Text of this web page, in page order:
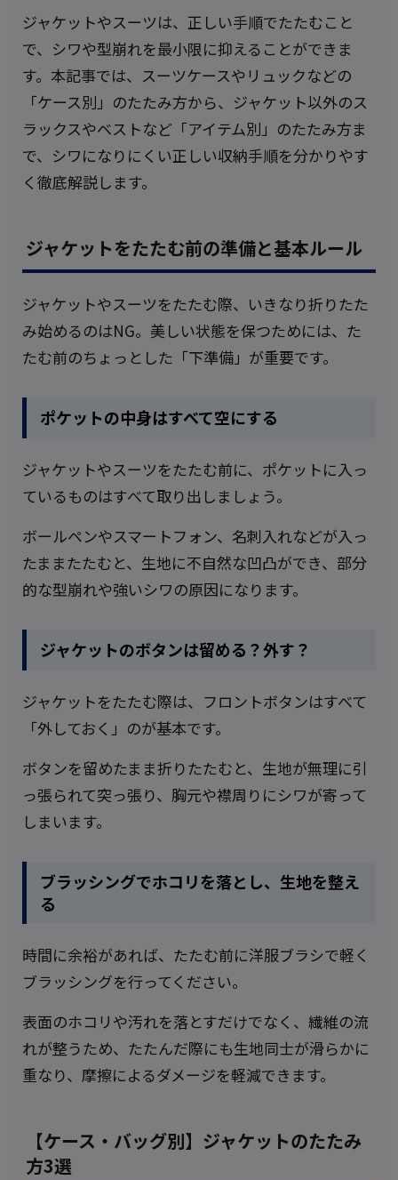
ジャケットやスーツは、正しい手順でたたむこと
で、シワや型崩れを最小限に抑えることができま
す。本記事では、スーツケースやリュックなどの
「ケース別」のたたみ方から、ジャケット以外のス
ラックスやベストなど「アイテム別」のたたみ方ま
で、シワになりにくい正しい収納手順を分かりやす
く徹底解説します。
ジャケットをたたむ前の準備と基本ルール
ジャケットやスーツをたたむ際、いきなり折りたた
み始めるのはNG。美しい状態を保つためには、た
たむ前のちょっとした「下準備」が重要です。
ポケットの中身はすべて空にする
ジャケットやスーツをたたむ前に、ポケットに入っ
ているものはすべて取り出しましょう。
ボールペンやスマートフォン、名刺入れなどが入っ
たままたたむと、生地に不自然な凹凸ができ、部分
的な型崩れや強いシワの原因になります。
ジャケットのボタンは留める？外す？
ジャケットをたたむ際は、フロントボタンはすべて
「外しておく」のが基本です。
ボタンを留めたまま折りたたむと、生地が無理に引
っ張られて突っ張り、胸元や襟周りにシワが寄って
しまいます。
ブラッシングでホコリを落とし、生地を整え
る
時間に余裕があれば、たたむ前に洋服ブラシで軽く
ブラッシングを行ってください。
表面のホコリや汚れを落とすだけでなく、繊維の流
れが整うため、たたんだ際にも生地同士が滑らかに
重なり、摩擦によるダメージを軽減できます。
【ケース・バッグ別】ジャケットのたたみ
方3選